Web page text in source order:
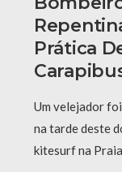
Prática
Um velejador
na tarde deste
kitesurf na